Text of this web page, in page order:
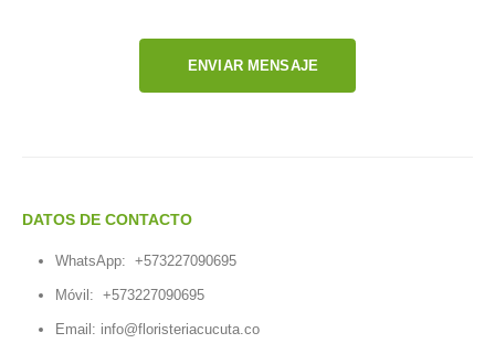
ENVIAR MENSAJE
DATOS DE CONTACTO
WhatsApp: +573227090695
Móvil: +573227090695
Email: info@floristeriacucuta.co